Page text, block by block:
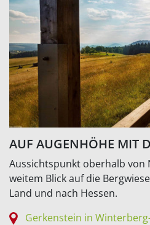
AUF AUGENHÖHE MIT
Aussichtspunkt oberhalb von
weitem Blick auf die
Land und nach Hessen.
Gerkenstein in